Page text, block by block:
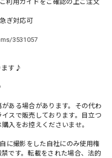
利用ガイドをご確認の上ご注文
ぎ対応可
3531057
ます♪
ある場合があります。その代わ
スで販売しております。目立つ
入をお控えくださいませ。
に撮影をした自社にのみ使用権
です。転載をされた場合、法的